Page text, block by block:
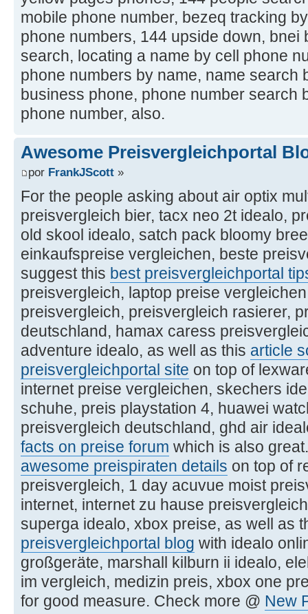
mobile phone number, bezeq tracking
phone numbers, 144 upside down, bnei
search, locating a name by cell phone
phone numbers by name, name search
business phone, phone number search
phone number, also.
Awesome Preisvergleichportal
por FrankJScott »
For the people asking about air optix
preisvergleich bier, tacx neo 2t idealo,
old skool idealo, satch pack bloomy
einkaufspreise vergleichen, beste
suggest this best preisvergleichportal
preisvergleich, laptop preise
preisvergleich, preisvergleich rasierer,
deutschland, hamax caress
adventure idealo, as well as this article
preisvergleichportal site on top of
internet preise vergleichen, skechers
schuhe, preis playstation 4, huawei
preisvergleich deutschland, ghd air
facts on preise forum which is also
awesome preispiraten details on top of
preisvergleich, 1 day acuvue moist
internet, internet zu hause
superga idealo, xbox preise, as well as
preisvergleichportal blog with idealo
großgeräte, marshall kilburn ii idealo,
im vergleich, medizin preis, xbox one
for good measure. Check more @ New